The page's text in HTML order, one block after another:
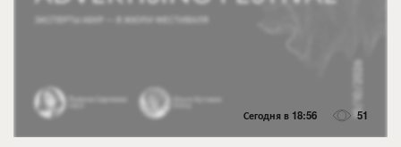
Сегодня в 18:56 51